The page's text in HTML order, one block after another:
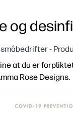
og
-
at du er
Rose Designs.